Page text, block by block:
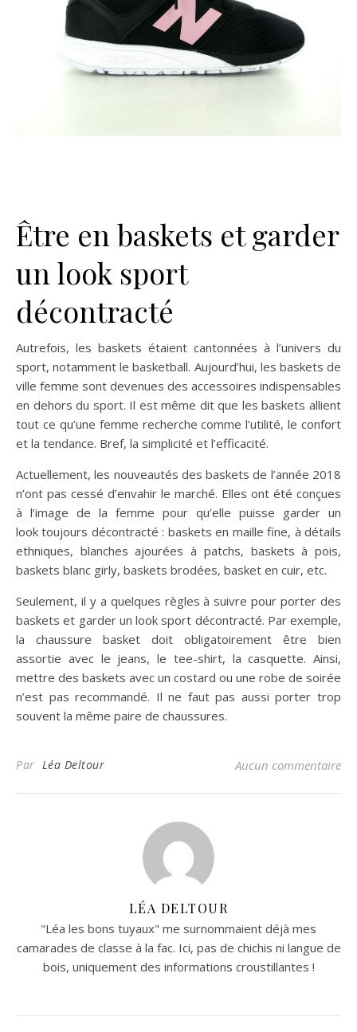
Être en baskets et garder
un look sport
décontracté
Autrefois, les baskets étaient cantonnées à l’univers du
sport, notamment le basketball. Aujourd’hui, les baskets de
ville femme sont devenues des accessoires indispensables
en dehors du sport. Il est même dit que les baskets allient
tout ce qu’une femme recherche comme l’utilité, le confort
et la tendance. Bref, la simplicité et l’efficacité.
Actuellement, les nouveautés des baskets de l’année 2018
n’ont pas cessé d’envahir le marché. Elles ont été conçues
à l’image de la femme pour qu’elle puisse garder un
look toujours décontracté : baskets en maille fine, à détails
ethniques, blanches ajourées à patchs, baskets à pois,
baskets blanc girly, baskets brodées, basket en cuir, etc.
Seulement, il y a quelques règles à suivre pour porter des
baskets et garder un look sport décontracté. Par exemple,
la chaussure basket doit obligatoirement être bien
assortie avec le jeans, le tee-shirt, la casquette. Ainsi,
mettre des baskets avec un costard ou une robe de soirée
n’est pas recommandé. Il ne faut pas aussi porter trop
souvent la même paire de chaussures.
Par Léa Deltour Aucun commentaire
LÉA DELTOUR
"Léa les bons tuyaux" me surnommaient déjà mes
camarades de classe à la fac. Ici, pas de chichis ni langue de
bois, uniquement des informations croustillantes !